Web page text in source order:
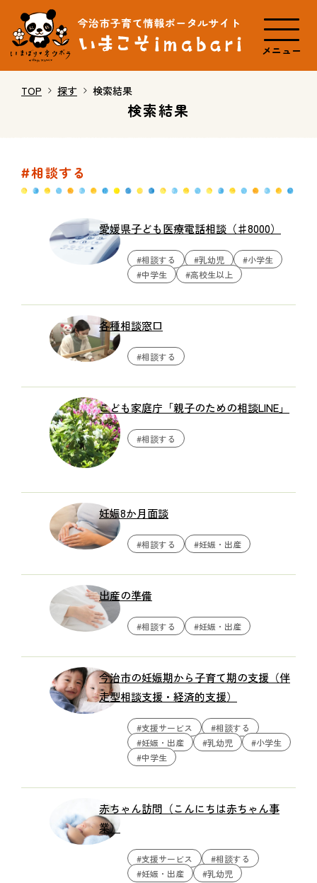
メニュー
TOP 探す 検索結果
検索結果
#相談する
愛媛県子ども医療電話相談（♯8000）
#相談する #乳幼児
#小学生
#中学生
#高校生以上
各種相談窓口
#相談する
こども家庭庁「親子のための相談LINE」
#相談する
妊娠8か月面談
#相談する #妊娠・出産
出産の準備
#相談する #妊娠・出産
今治市の妊娠期から子育て期の支援（伴
走型相談支援・経済的支援）
#支援サービス
#相談する
#妊娠・出産
#乳幼児
#小学生
#中学生
赤ちゃん訪問（こんにちは赤ちゃん事
業）
#支援サービス
#相談する
#妊娠・出産
#乳幼児